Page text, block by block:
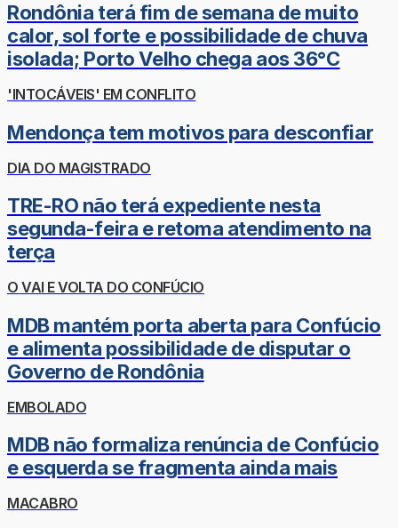
Rondônia terá fim de semana de muito
calor, sol forte e possibilidade de chuva
isolada; Porto Velho chega aos 36°C
'INTOCÁVEIS' EM CONFLITO
Mendonça tem motivos para desconfiar
DIA DO MAGISTRADO
TRE-RO não terá expediente nesta
segunda-feira e retoma atendimento na
terça
O VAI E VOLTA DO CONFÚCIO
MDB mantém porta aberta para Confúcio
e alimenta possibilidade de disputar o
Governo de Rondônia
EMBOLADO
MDB não formaliza renúncia de Confúcio
e esquerda se fragmenta ainda mais
MACABRO